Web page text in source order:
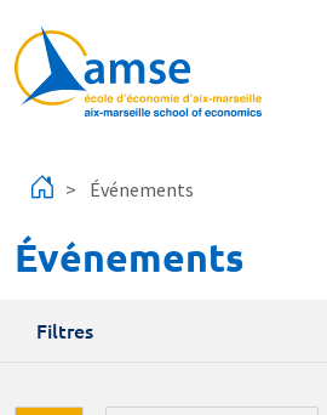
Événements
Événements
Filtres